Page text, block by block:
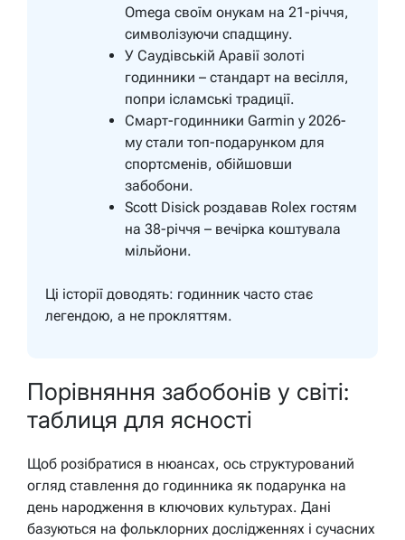
Omega своїм онукам на 21-річчя,
символізуючи спадщину.
У Саудівській Аравії золоті
годинники – стандарт на весілля,
попри ісламські традиції.
Смарт-годинники Garmin у 2026-
му стали топ-подарунком для
спортсменів, обійшовши
забобони.
Scott Disick роздавав Rolex гостям
на 38-річчя – вечірка коштувала
мільйони.
Ці історії доводять: годинник часто стає
легендою, а не прокляттям.
Порівняння забобонів у світі:
таблиця для ясності
Щоб розібратися в нюансах, ось структурований
огляд ставлення до годинника як подарунка на
день народження в ключових культурах. Дані
базуються на фольклорних дослідженнях і сучасних